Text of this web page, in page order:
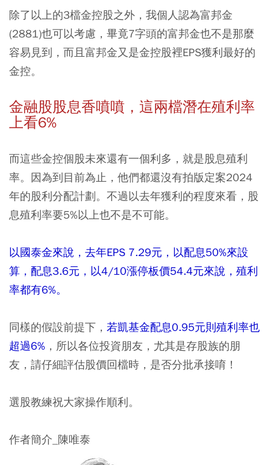
除了以上的3檔金控股之外，我個人認為富邦金
(2881)也可以考慮，畢竟7字頭的富邦金也不是那麼
容易見到，而且富邦金又是金控股裡EPS獲利最好的
金控。
金融股股息香噴噴，這兩檔潛在殖利率
上看6%
而這些金控個股未來還有一個利多，就是股息殖利
率。因為到目前為止，他們都還沒有拍版定案2024
年的股利分配計劃。 不過以去年獲利的程度來看，股
息殖利率要5%以上也不是不可能。
以國泰金來說，去年EPS 7.29元，以配息50%來設
算，配息3.6元，以4/10漲停板價54.4元來說，殖利
率都有6%。
同樣的假設前提下， 若凱基金配息0.95元則殖利率也
超過6% ，所以各位投資朋友，尤其是存股族的朋
友，請仔細評估股價回檔時，是否分批承接唷！
選股教練祝大家操作順利。
作者簡介_陳唯泰